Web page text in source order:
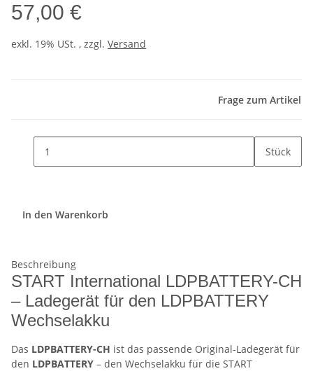
57,00 €
exkl. 19% USt. , zzgl. Versand
Frage zum Artikel
Stück
In den Warenkorb
Beschreibung
START International LDPBATTERY-CH
– Ladegerät für den LDPBATTERY
Wechselakku
Das LDPBATTERY-CH ist das passende Original-Ladegerät für
den LDPBATTERY – den Wechselakku für die START